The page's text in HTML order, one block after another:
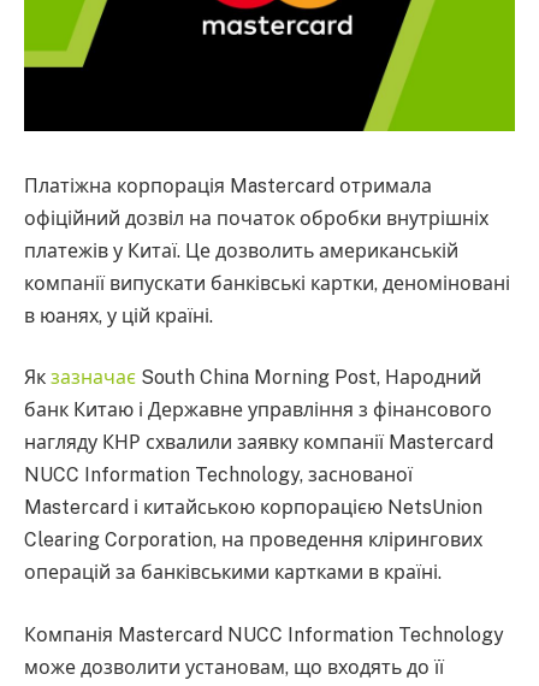
Платіжна корпорація Mastercard отримала
офіційний дозвіл на початок обробки внутрішніх
платежів у Китаї. Це дозволить американській
компанії випускати банківські картки, деноміновані
в юанях, у цій країні.
Як зазначає South China Morning Post, Народний
банк Китаю і Державне управління з фінансового
нагляду КНР схвалили заявку компанії Mastercard
NUCC Information Technology, заснованої
Mastercard і китайською корпорацією NetsUnion
Clearing Corporation, на проведення клірингових
операцій за банківськими картками в країні.
Компанія Mastercard NUCC Information Technology
може дозволити установам, що входять до її